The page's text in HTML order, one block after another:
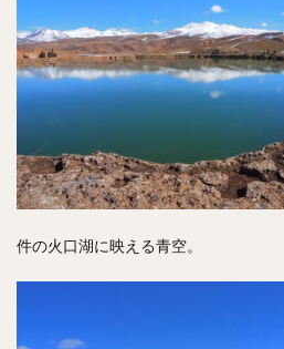
件の火口湖に映える青空。